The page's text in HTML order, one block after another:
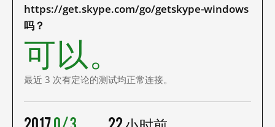
https://get.skype.com/go/getskype-windows
吗？
可以。
最近 3 次有定论的测试均正常连接。
20170/3 22 小时前